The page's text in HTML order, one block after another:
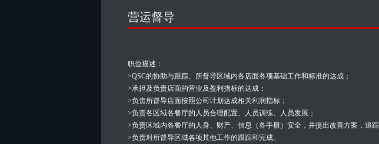
营运督导
职位描述：
>QSC的协助与跟踪、所督导区域内各店面各项基础工作和标准的达成；
>承担及负责店面的营业及盈利指标的达成；
>负责所督导店面按照公司计划达成相关利润指标；
>负责各区域各餐厅的人员合理配置、人员训练、人员发展；
>负责区域内各餐厅的人身、财产、信息（各手册）安全，并提出改善方案，追踪
>负责对所督导区域各项其他工作的跟踪和完成。